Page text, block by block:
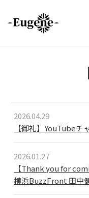
2026.04.29
【御礼】YouTube
2026.01.27
【Thank you for
横浜BuzzFront 田中